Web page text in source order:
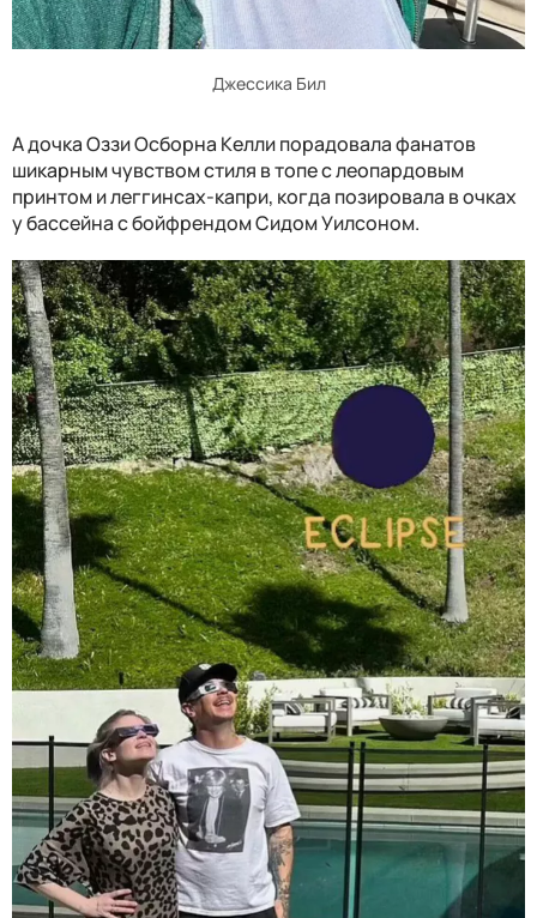
Джессика Бил
А дочка Оззи Осборна Келли порадовала фанатов
шикарным чувством стиля в топе с леопардовым
принтом и леггинсах-капри, когда позировала в очках
у бассейна с бойфрендом Сидом Уилсоном.